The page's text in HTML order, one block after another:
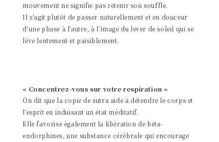
mouvement ne signifie pas retenir son souffle.
Il s’agit plutôt de passer naturellement et en douceur
d’une phase à l’autre, à l’image du lever de soleil qui se
lève lentement et paisiblement.
« Concentrez-vous sur votre respiration »
On dit que la copie de sutra aide à détendre le corps et
l’esprit en induisant un état méditatif.
Elle favorise également la libération de bêta-
endorphines, une substance cérébrale qui encourage